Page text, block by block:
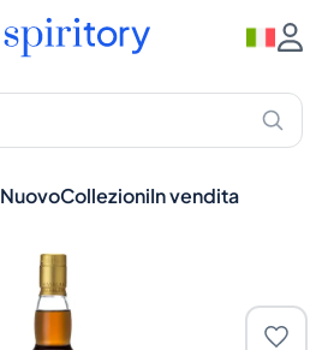
NuovoCollezioniIn vendita